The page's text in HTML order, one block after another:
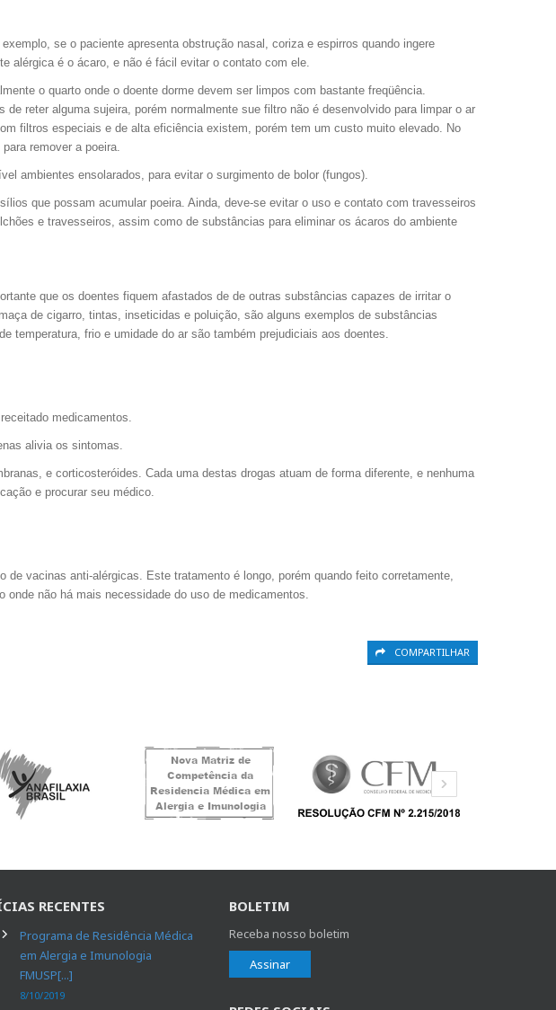
se o paciente apresenta obstrução nasal, coriza e espirros quando ingere
alérgica é o ácaro, e não é fácil evitar o contato com ele.
o quarto onde o doente dorme devem ser limpos com bastante freqüência.
reter alguma sujeira, porém normalmente sue filtro não é desenvolvido para limpar o ar
filtros especiais e de alta eficiência existem, porém tem um custo muito elevado. No
remover a poeira.
ambientes ensolarados, para evitar o surgimento de bolor (fungos).
que possam acumular poeira. Ainda, deve-se evitar o uso e contato com travesseiros
e travesseiros, assim como de substâncias para eliminar os ácaros do ambiente
que os doentes fiquem afastados de de outras substâncias capazes de irritar o
de cigarro, tintas, inseticidas e poluição, são alguns exemplos de substâncias
temperatura, frio e umidade do ar são também prejudiciais aos doentes.
medicamentos.
alivia os sintomas.
e corticosteróides. Cada uma destas drogas atuam de forma diferente, e nenhuma
e procurar seu médico.
vacinas anti-alérgicas. Este tratamento é longo, porém quando feito corretamente,
não há mais necessidade do uso de medicamentos.
COMPARTILHAR
RECENTES
Programa de Residência Médica
em Alergia e Imunologia
FMUSP[...]
8/10/2019
BOLETIM
Receba nosso boletim
Assinar